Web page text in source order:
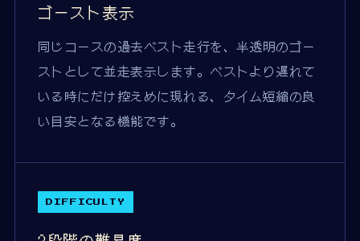
ゴースト表示
同じコースの過去ベスト走行を、半透明のゴー
ストとして並走表示します。ベストより遅れて
いる時にだけ控えめに現れる、タイム短縮の良
い目安となる機能です。
DIFFICULTY